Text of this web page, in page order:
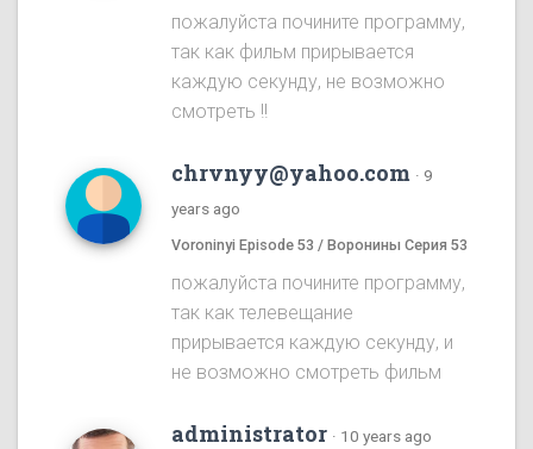
пожалуйста почините программу,
так как фильм прирывается
каждую секунду, не возможно
смотреть !!
chrvnyy@yahoo.com · 9
years ago
Voroninyi Episode 53 / Воронины Серия 53
пожалуйста почините программу,
так как телевещание
прирывается каждую секунду, и
не возможно смотреть фильм
administrator · 10 years ago